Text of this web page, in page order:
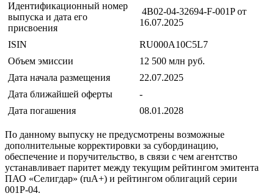
Идентификационный номер
выпуска и дата его
присвоения
4B02-04-32694-F-001P от
16.07.2025
ISIN
RU000A10C5L7
Объем эмиссии
12 500 млн руб.
Дата начала размещения
22.07.2025
Дата ближайшей оферты
-
Дата погашения
08.01.2028
По данному выпуску не предусмотрены возможные
дополнительные корректировки за субординацию,
обеспечение и поручительство, в связи с чем агентство
устанавливает паритет между текущим рейтингом эмитента
ПАО «Селигдар» (ruA+) и рейтингом облигаций серии
001Р-04.